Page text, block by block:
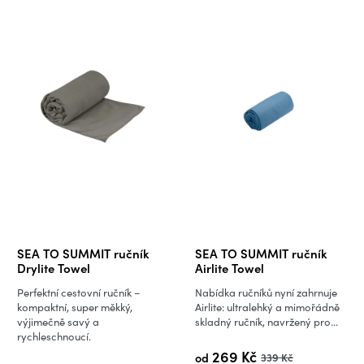
SEA TO SUMMIT ručník
Drylite Towel
Perfektní cestovní ručník –
kompaktní, super měkký,
výjimečně savý a
rychleschnoucí.
SEA TO SUMMIT ručník
Airlite Towel
od 269 Kč 339 Kč
Nabídka ručníků nyní zahrnuje
Airlite: ultralehký a mimořádně
skladný ručník, navržený pro...